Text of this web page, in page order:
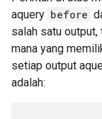
aquery before
salah satu
mana yang
setiap output
adalah: